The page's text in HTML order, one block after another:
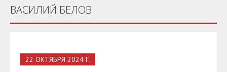
ВАСИЛИЙ БЕЛОВ
22 ОКТЯБРЯ 2024 Г.